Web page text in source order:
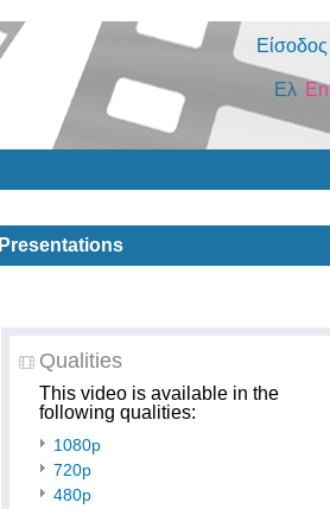
Είσοδος
En
Ελ
Presentations
Qualities
This video is available in the
following qualities:
1080p
720p
480p